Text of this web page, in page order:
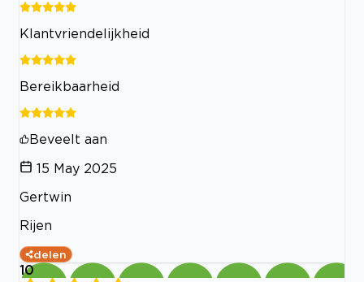
Klantvriendelijkheid
Bereikbaarheid
Beveelt aan
15 May 2025
Gertwin
Rijen
delen
10